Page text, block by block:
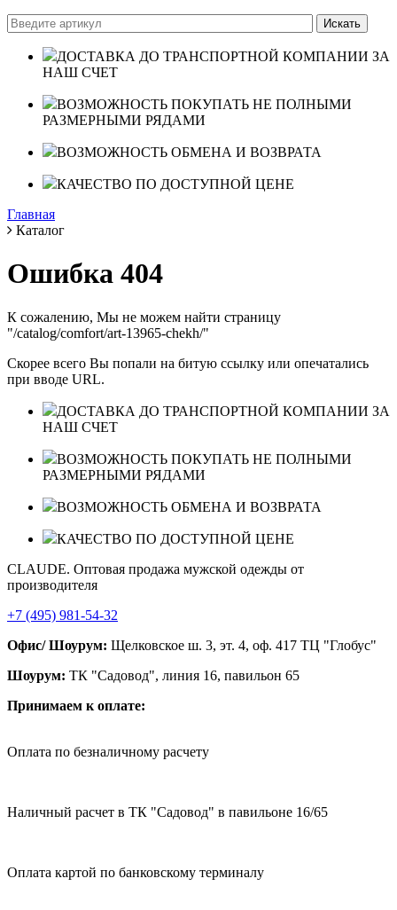
ДОСТАВКА ДО ТРАНСПОРТНОЙ КОМПАНИИ ЗА
НАШ СЧЕТ
ВОЗМОЖНОСТЬ ПОКУПАТЬ НЕ ПОЛНЫМИ
РАЗМЕРНЫМИ РЯДАМИ
ВОЗМОЖНОСТЬ ОБМЕНА И ВОЗВРАТА
КАЧЕСТВО ПО ДОСТУПНОЙ ЦЕНЕ
Главная
Каталог
Ошибка 404
К сожалению, Мы не можем найти страницу
"/catalog/comfort/art-13965-chekh/"
Скорее всего Вы попали на битую ссылку или опечатались
при вводе URL.
ДОСТАВКА ДО ТРАНСПОРТНОЙ КОМПАНИИ ЗА
НАШ СЧЕТ
ВОЗМОЖНОСТЬ ПОКУПАТЬ НЕ ПОЛНЫМИ
РАЗМЕРНЫМИ РЯДАМИ
ВОЗМОЖНОСТЬ ОБМЕНА И ВОЗВРАТА
КАЧЕСТВО ПО ДОСТУПНОЙ ЦЕНЕ
CLAUDE. Оптовая продажа мужской одежды от
производителя
+7 (495) 981-54-32
Офис/ Шоурум: Щелковское ш. 3, эт. 4, оф. 417 ТЦ "Глобус"
Шоурум: ТК "Садовод", линия 16, павильон 65
Принимаем к оплате:
Оплата по безналичному расчету
Наличный расчет в ТК "Садовод" в павильоне 16/65
Оплата картой по банковскому терминалу